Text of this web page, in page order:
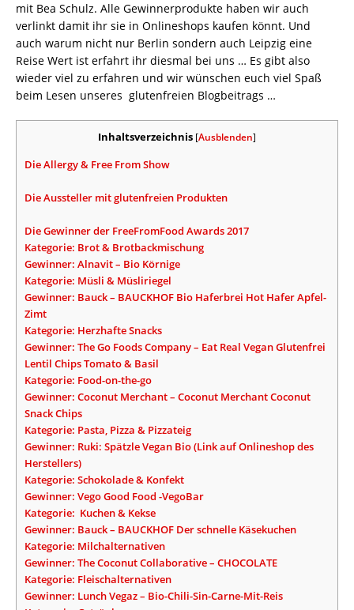
mit Bea Schulz. Alle Gewinnerprodukte haben wir auch
verlinkt damit ihr sie in Onlineshops kaufen könnt. Und
auch warum nicht nur Berlin sondern auch Leipzig eine
Reise Wert ist erfahrt ihr diesmal bei uns … Es gibt also
wieder viel zu erfahren und wir wünschen euch viel Spaß
beim Lesen unseres glutenfreien Blogbeitrags …
Inhaltsverzeichnis [Ausblenden]
Die Allergy & Free From Show
Die Aussteller mit glutenfreien Produkten
Die Gewinner der FreeFromFood Awards 2017
Kategorie: Brot & Brotbackmischung
Gewinner: Alnavit – Bio Körnige
Kategorie: Müsli & Müsliriegel
Gewinner: Bauck – BAUCKHOF Bio Haferbrei Hot Hafer Apfel-
Zimt
Kategorie: Herzhafte Snacks
Gewinner: The Go Foods Company – Eat Real Vegan Glutenfrei
Lentil Chips Tomato & Basil
Kategorie: Food-on-the-go
Gewinner: Coconut Merchant – Coconut Merchant Coconut
Snack Chips
Kategorie: Pasta, Pizza & Pizzateig
Gewinner: Ruki: Spätzle Vegan Bio (Link auf Onlineshop des
Herstellers)
Kategorie: Schokolade & Konfekt
Gewinner: Vego Good Food -VegoBar
Kategorie: Kuchen & Kekse
Gewinner: Bauck – BAUCKHOF Der schnelle Käsekuchen
Kategorie: Milchalternativen
Gewinner: The Coconut Collaborative – CHOCOLATE
Kategorie: Fleischalternativen
Gewinner: Lunch Vegaz – Bio-Chili-Sin-Carne-Mit-Reis